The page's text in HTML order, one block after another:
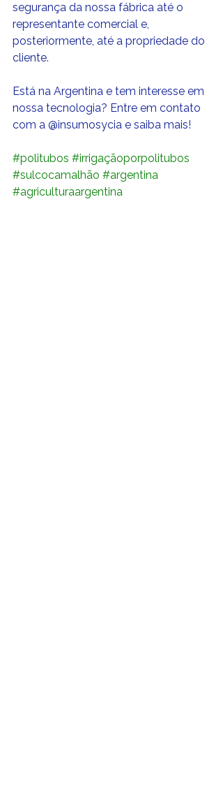
segurança da nossa fábrica até o
representante comercial e,
posteriormente, até a propriedade do
cliente.
Está na Argentina e tem interesse em
nossa tecnologia? Entre em contato
com a @insumosycia e saiba mais!
#politubos #irrigaçãoporpolitubos
#sulcocamalhão #argentina
#agriculturaargentina